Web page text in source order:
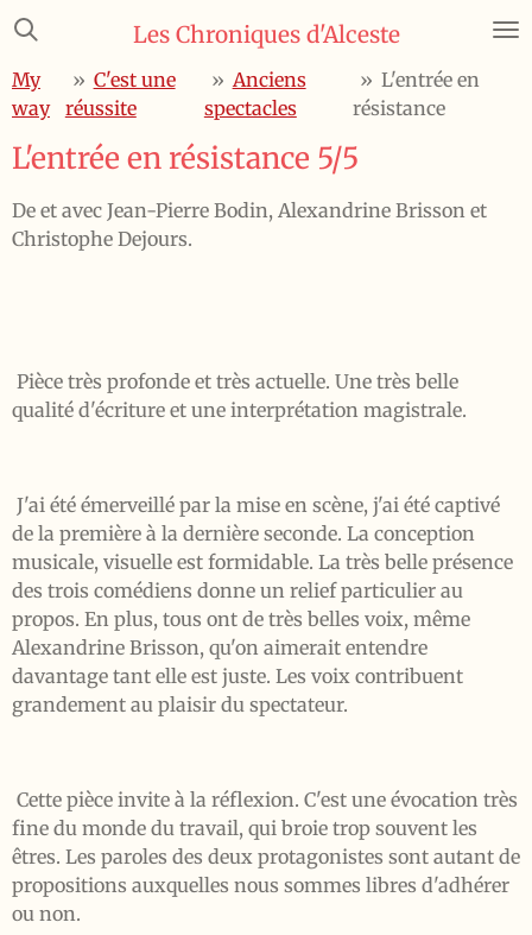
Passer
contenu
principal
Les Chroniques d'Alceste
My
way
» C'est une
réussite
» Anciens
spectacles
» L'entrée en
résistance
L'entrée en résistance 5/5
De et avec Jean-Pierre Bodin, Alexandrine Brisson et
Christophe Dejours.
Pièce très profonde et très actuelle. Une très belle
qualité d'écriture et une interprétation magistrale.
J'ai été émerveillé par la mise en scène, j'ai été captivé
de la première à la dernière seconde. La conception
musicale, visuelle est formidable. La très belle présence
des trois comédiens donne un relief particulier au
propos. En plus, tous ont de très belles voix, même
Alexandrine Brisson, qu'on aimerait entendre
davantage tant elle est juste. Les voix contribuent
grandement au plaisir du spectateur.
Cette pièce invite à la réflexion. C'est une évocation très
fine du monde du travail, qui broie trop souvent les
êtres. Les paroles des deux protagonistes sont autant de
propositions auxquelles nous sommes libres d'adhérer
ou non.